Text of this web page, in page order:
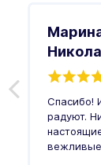
Спасибо!
радуют.